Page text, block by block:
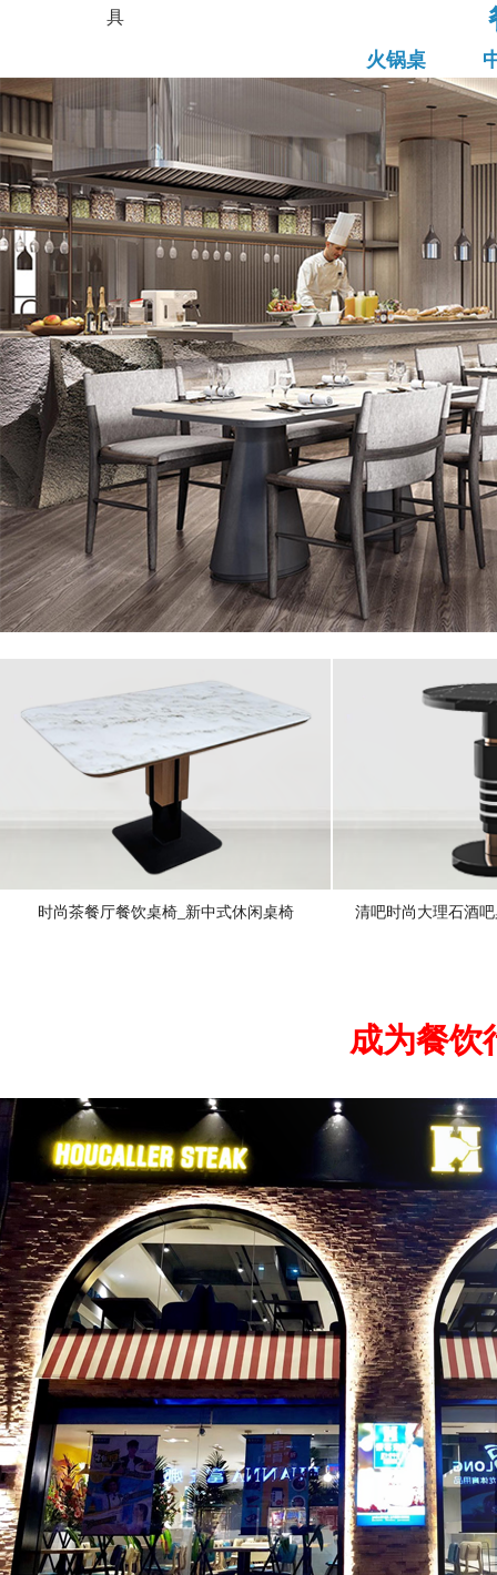
具
火锅桌
时尚茶餐厅餐饮桌椅_新中式休闲桌椅 清吧时尚大理石酒
成为餐饮